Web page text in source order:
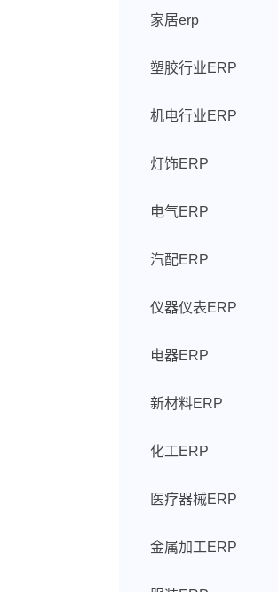
家居erp
塑胶行业ERP
机电行业ERP
灯饰ERP
电气ERP
汽配ERP
仪器仪表ERP
电器ERP
新材料ERP
化工ERP
医疗器械ERP
金属加工ERP